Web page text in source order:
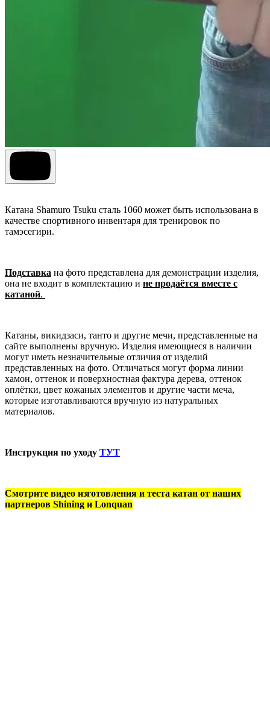
Катана Shamuro Tsuku сталь 1060 может быть использована в
качестве спортивного инвентаря для тренировок по
тамэсегири.
Подставка на фото представлена для демонстрации изделия,
она не входит в комплектацию и не продаётся вместе с
катаной.
Катаны, викидзаси, танто и другие мечи, представленные на
сайте выполнены вручную. Изделия имеющиеся в наличии
могут иметь незначительные отличия от изделий
представленных на фото. Отличаться могут форма линии
хамон, оттенок и поверхностная фактура дерева, оттенок
оплётки, цвет кожаных элементов и другие части меча,
которые изготавливаются вручную из натуральных
материалов.
Инструкция по уходу ТУТ
Смотрите видео изготовления и теста катан от наших
партнеров Shining и Lonquan